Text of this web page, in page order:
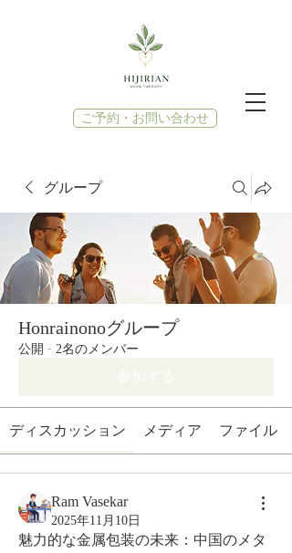
ご予約・お問い合わせ
グループ
Honrainonoグループ
公開 · 2名のメンバー
ディスカッション メディア ファイル
Ram Vasekar
2025年11月10日
魅力的な金属包装の未来：中国のメタ